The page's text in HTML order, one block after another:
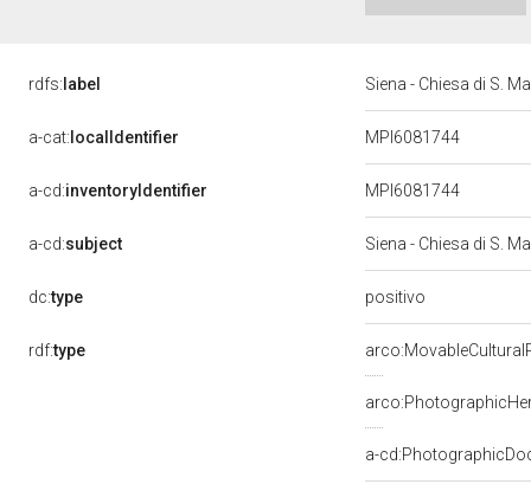
rdfs: label Siena - Chiesa di S.
a-cat: localIdentifier MPI6081744
a-cd:inventoryIdentifier MPI6081744
a-cd:subject Siena - Chiesa di S.
dc:type positivo
rdf:type
a-